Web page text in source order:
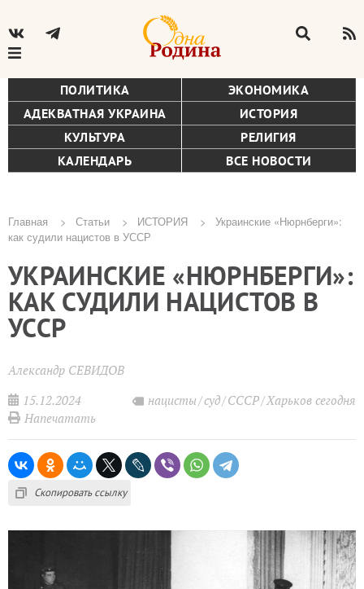
ПОЛИТИКА
ЭКОНОМИКА
АДЕКВАТНАЯ УКРАИНА
ИСТОРИЯ
КУЛЬТУРА
РЕЛИГИЯ
КАЛЕНДАРЬ
ВСЕ НОВОСТИ
Строка
навигации
Главная Статьи ИСТОРИЯ
Украинские «Нюрнберги»:
как судили нацистов в УССР
УКРАИНСКИЕ «НЮРНБЕРГИ»:
КАК СУДИЛИ НАЦИСТОВ В
УССР
Александр СЕВИДОВ
15.12.2024
нацисты суд СССР Харьков сегодня
Напечатать
Скопировать ссылку